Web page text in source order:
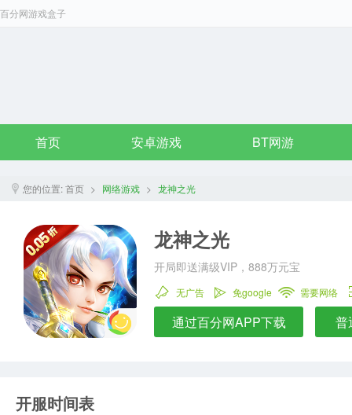
百分网游戏盒子
首页 安卓游戏 BT网游
您的位置:首页 > 网络游戏 > 龙神之光
龙神之光
开局即送满级VIP，888万元宝
无广告 免google 需要网络
通过百分网APP下载 普
开服时间表